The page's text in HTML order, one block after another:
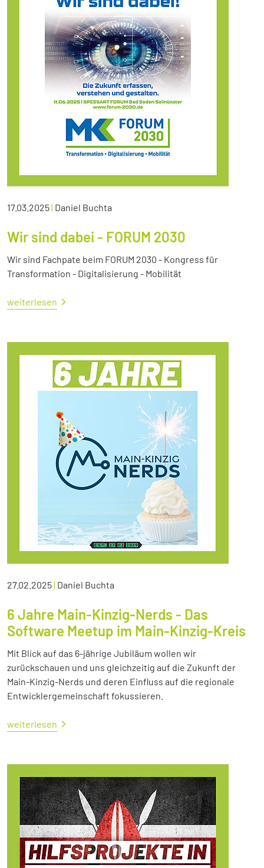
17.03.2025| Daniel Buchta
Wir sind dabei - FORUM 2030
Wir sind Fachpate beim FORUM 2030 - Kongress für
Transformation - Digitalisierung - Mobilität
weiterlesen
27.02.2025| Daniel Buchta
6 Jahre Main-Kinzig-Nerds - Das
Software Meetup im Main-Kinzig-Kreis
Mit Blick auf das 6-jährige Jubiläum wollen wir
zurückschauen und uns gleichzeitig auf die Zukunft der
Main-Kinzig-Nerds und deren Einfluss auf die regionale
Entwicklergemeinschaft fokussieren.
weiterlesen